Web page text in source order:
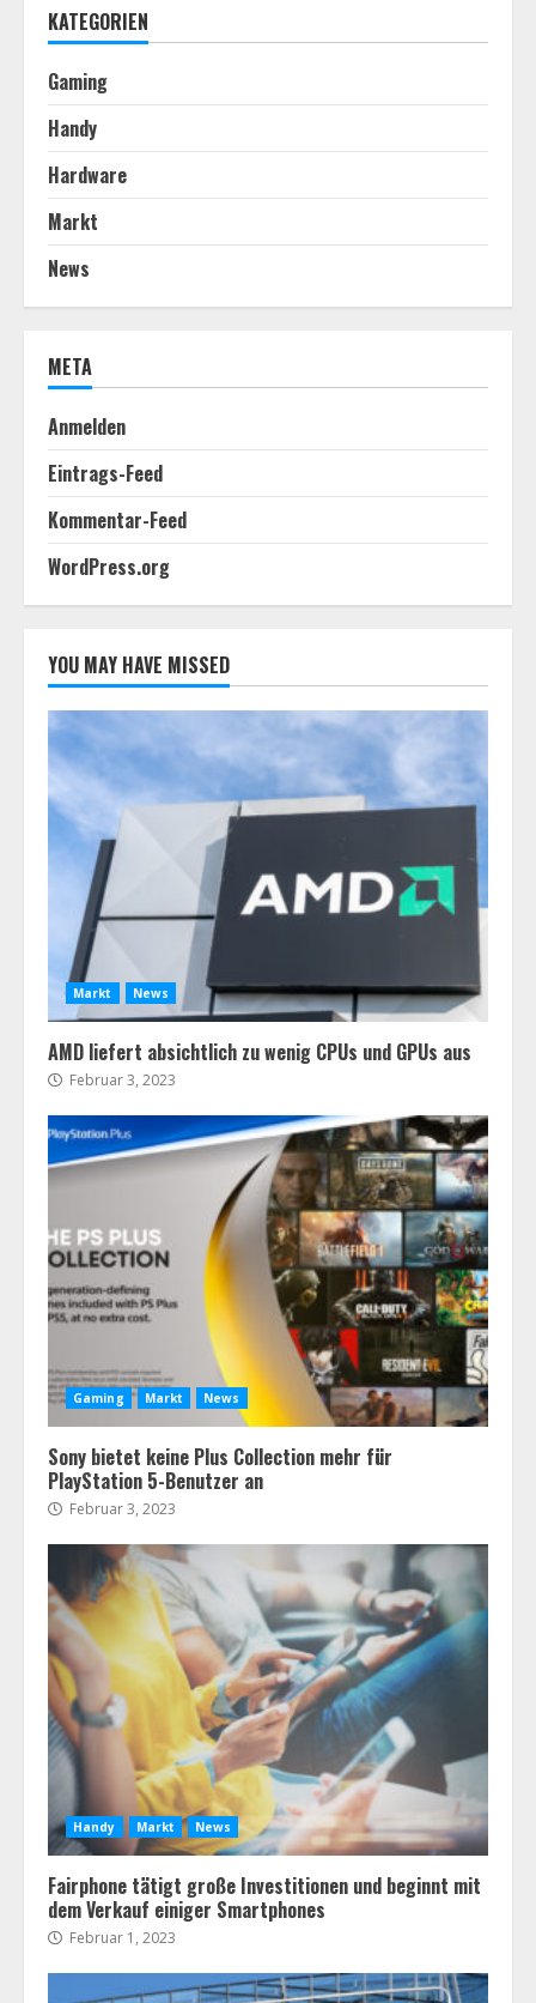
KATEGORIEN
Gaming
Handy
Hardware
Markt
News
META
Anmelden
Eintrags-Feed
Kommentar-Feed
WordPress.org
YOU MAY HAVE MISSED
Markt News
AMD liefert absichtlich zu wenig CPUs und GPUs aus
Februar 3, 2023
Gaming Markt News
Sony bietet keine Plus Collection mehr für
PlayStation 5-Benutzer an
Februar 3, 2023
Handy Markt News
Fairphone tätigt große Investitionen und beginnt mit
dem Verkauf einiger Smartphones
Februar 1, 2023